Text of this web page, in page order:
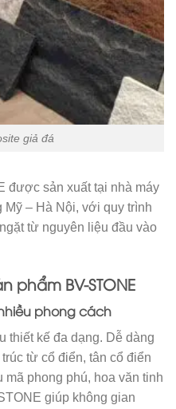
giả đá
được sản xuất tại nhà máy
– Hà Nội, với quy trình
từ nguyên liệu đầu vào
phẩm BV-STONE
phong cách
thiết kế đa dạng. Dễ dàng
từ cổ điển, tân cổ điển
phong phú, hoa văn tinh
giúp không gian